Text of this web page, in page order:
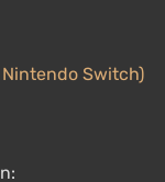
Nintendo Switch)